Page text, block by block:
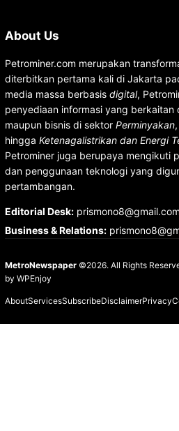
About Us
Petrominer.com merupakan
diterbitkan pertama kali di Jakarta
media massa berbasis digital,
penyediaan informasi yang berkaitan
maupun bisnis di sektor Perminyakan,
hingga Ketenagalistrikan dan Energi
Petrominer juga berupaya mengikuti
dan penggunaan teknologi yang
pertambangan.
Editorial Desk:prismono8@gmail.com
Business & Relations:
MetroNewspaper©2026. All Rights
by WPEnjoy
AboutServicesSubscribeDisclaimerPrivacy